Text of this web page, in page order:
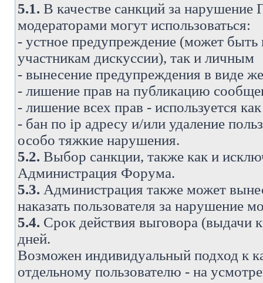
5.1. В качестве санкций за
модераторами могут использоваться:
- устное предупреждение (может
участникам дискуссии), так и личным
- вынесение предупреждения в виде
- лишение прав на публикацию
- лишение всех прав - используется
- бан по ip адресу и/или удаление
особо тяжкие нарушения.
5.2. Выбор санкции, также как и
Администрация Форума.
5.3. Администрация также может
наказать пользователя за
5.4. Срок действия выговора (выдачи
дней.
Возможен индивидуальный подход к
отдельному пользователю - на